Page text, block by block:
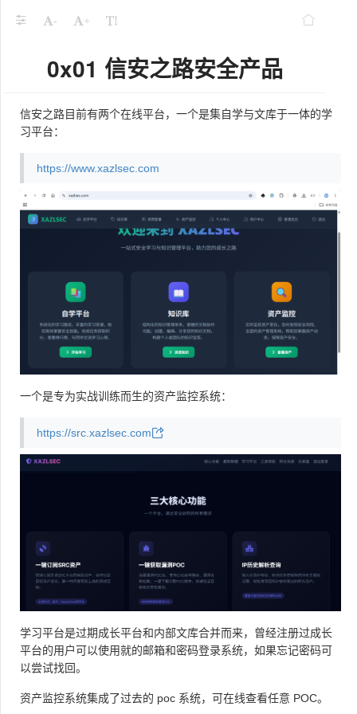
- +
0x01 信安之路安全产品
信安之路目前有两个在线平台，一个是集自学与文库于一体的学
习平台：
https://www.xazlsec.com
一个是专为实战训练而生的资产监控系统：
https://src.xazlsec.com
学习平台是过期成长平台和内部文库合并而来，曾经注册过成长
平台的用户可以使用就的邮箱和密码登录系统，如果忘记密码可
以尝试找回。
资产监控系统集成了过去的 poc 系统，可在线查看任意 POC。